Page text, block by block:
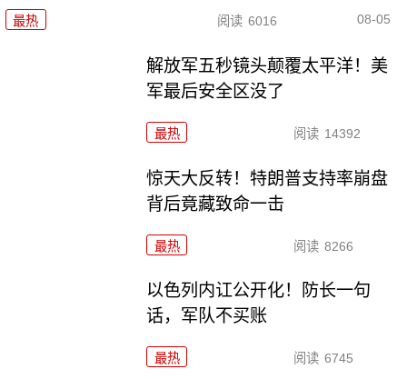
最热 阅读 6016 08-05
解放军五秒镜头颠覆太平洋！美
军最后安全区没了
最热 阅读 14392
惊天大反转！特朗普支持率崩盘
背后竟藏致命一击
最热 阅读 8266
以色列内讧公开化！防长一句
话，军队不买账
最热 阅读 6745